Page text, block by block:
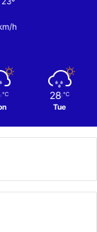
h
℃ 28 ℃
Tue